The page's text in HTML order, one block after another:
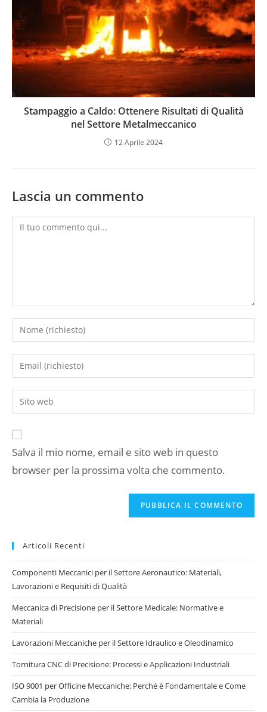
Stampaggio a Caldo: Ottenere Risultati di Qualità
nel Settore Metalmeccanico
12 Aprile 2024
Lascia un commento
Commento
Inserisci
il
tuo
nome
nome
utente
per
Inserisci
il
tuo
indirizzo
commentare
Inserisci
l'URL
sito
web
(facoltativo)
Salva il mio nome, email e sito web in questo
browser per la prossima volta che commento.
Articoli Recenti
Componenti Meccanici per il Settore Aeronautico: Materiali,
Lavorazioni e Requisiti di Qualità
Meccanica di Precisione per il Settore Medicale: Normative e
Materiali
Lavorazioni Meccaniche per il Settore Idraulico e Oleodinamico
Tornitura CNC di Precisione: Processi e Applicazioni Industriali
ISO 9001 per Officine Meccaniche: Perché è Fondamentale e Come
Cambia la Produzione